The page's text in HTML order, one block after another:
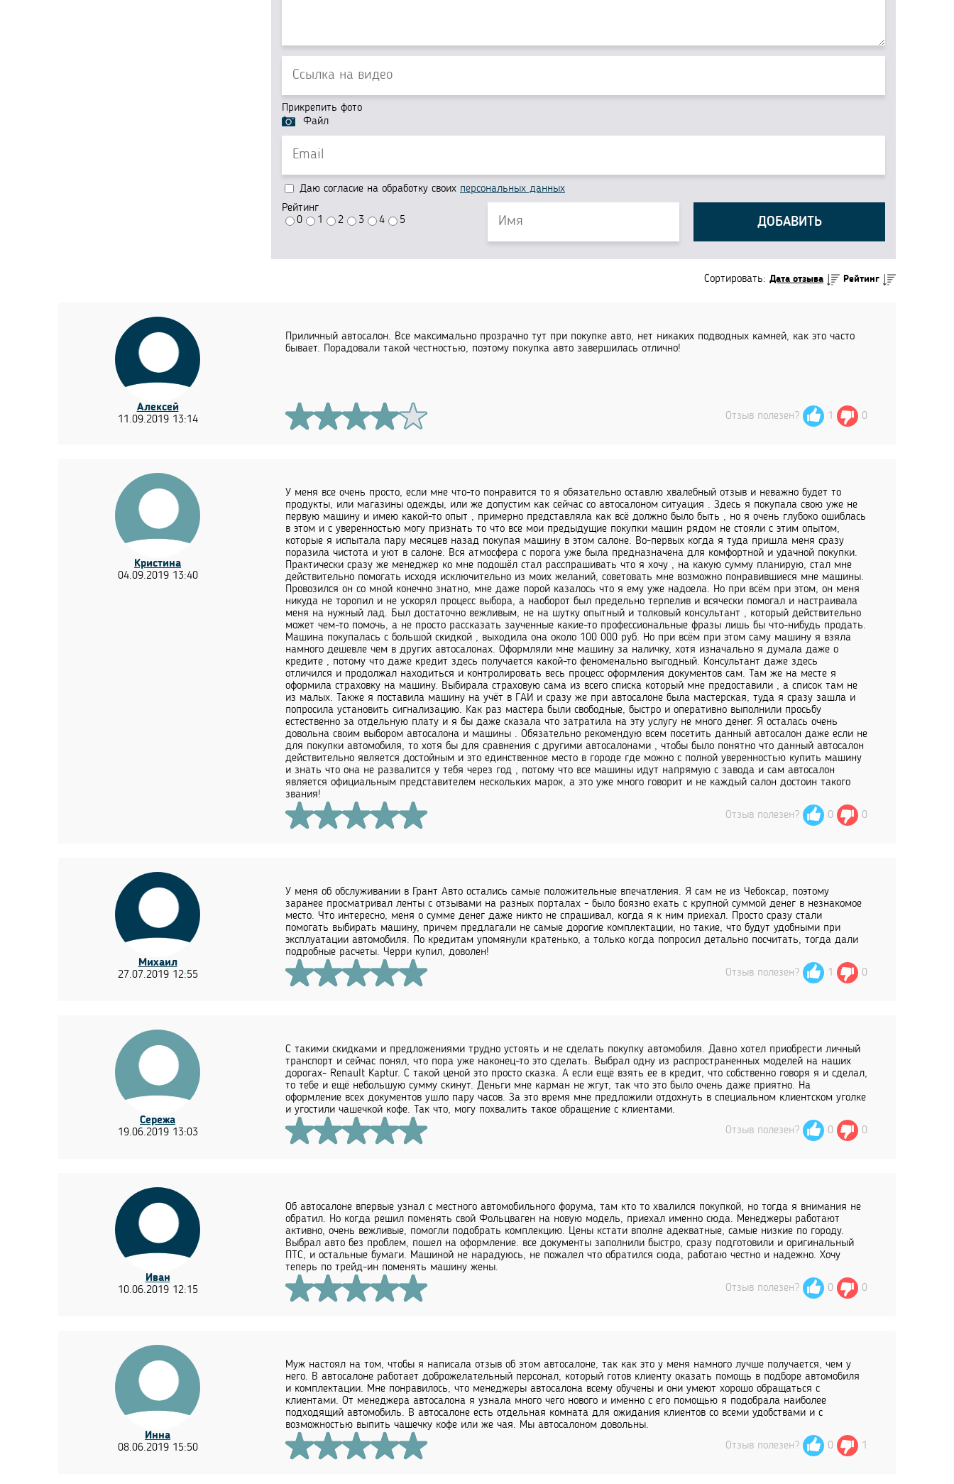
Прикрепить фото
Файл
Даю согласие на обработку своих персональных данных
Рейтинг
0
1 2 3 4 5 ДОБАВИТЬ
Сортировать: Дата отзыва Рейтинг
Алексей
11.09.2019 13:14
Приличный автосалон. Все максимально прозрачно тут при покупке авто, нет никаких подводных камней, как это часто
бывает. Порадовали такой честностью, поэтому покупка авто завершилась отлично!
Отзыв полезен? 1 0
Кристина
04.09.2019 13:40
У меня все очень просто, если мне что-то понравится то я обязательно оставлю хвалебный отзыв и неважно будет то
продукты, или магазины одежды, или же допустим как сейчас со автосалоном ситуация . Здесь я покупала свою уже не
первую машину и имею какой-то опыт , примерно представляла как всё должно было быть , но я очень глубоко ошиблась
в этом и с уверенностью могу признать то что все мои предыдущие покупки машин рядом не стояли с этим опытом,
которые я испытала пару месяцев назад покупая машину в этом салоне. Во-первых когда я туда пришла меня сразу
поразила чистота и уют в салоне. Вся атмосфера с порога уже была предназначена для комфортной и удачной покупки.
Практически сразу же менеджер ко мне подошёл стал расспрашивать что я хочу , на какую сумму планирую, стал мне
действительно помогать исходя исключительно из моих желаний, советовать мне возможно понравившиеся мне машины.
Провозился он со мной конечно знатно, мне даже порой казалось что я ему уже надоела. Но при всём при этом, он меня
никуда не торопил и не ускорял процесс выбора, а наоборот был предельно терпелив и всячески помогал и настраивала
меня на нужный лад. Был достаточно вежливым, не на шутку опытный и толковый консультант , который действительно
может чем-то помочь, а не просто рассказать заученные какие-то профессиональные фразы лишь бы что-нибудь продать.
Машина покупалась с большой скидкой , выходила она около 100 000 руб. Но при всём при этом саму машину я взяла
намного дешевле чем в других автосалонах. Оформляли мне машину за наличку, хотя изначально я думала даже о
кредите , потому что даже кредит здесь получается какой-то феноменально выгодный. Консультант даже здесь
отличился и продолжал находиться и контролировать весь процесс оформления документов сам. Там же на месте я
оформила страховку на машину. Выбирала страховую сама из всего списка который мне предоставили , а список там не
из малых. Также я поставила машину на учёт в ГАИ и сразу же при автосалоне была мастерская, туда я сразу зашла и
попросила установить сигнализацию. Как раз мастера были свободные, быстро и оперативно выполнили просьбу
естественно за отдельную плату и я бы даже сказала что затратила на эту услугу не много денег. Я осталась очень
довольна своим выбором автосалона и машины . Обязательно рекомендую всем посетить данный автосалон даже если не
для покупки автомобиля, то хотя бы для сравнения с другими автосалонами , чтобы было понятно что данный автосалон
действительно является достойным и это единственное место в городе где можно с полной уверенностью купить машину
и знать что она не развалится у тебя через год , потому что все машины идут напрямую с завода и сам автосалон
является официальным представителем нескольких марок, а это уже много говорит и не каждый салон достоин такого
звания!
Отзыв полезен?
0 0
Михаил
27.07.2019 12:55
У меня об обслуживании в Грант Авто остались самые положительные впечатления. Я сам не из Чебоксар, поэтому
заранее просматривал ленты с отзывами на разных порталах - было боязно ехать с крупной суммой денег в незнакомое
место. Что интересно, меня о сумме денег даже никто не спрашивал, когда я к ним приехал. Просто сразу стали
помогать выбирать машину, причем предлагали не самые дорогие комплектации, но такие, что будут удобными при
эксплуатации автомобиля. По кредитам упомянули кратенько, а только когда попросил детально посчитать, тогда дали
подробные расчеты. Черри купил, доволен!
Отзыв полезен?
1 0
Сережа
19.06.2019 13:03
С такими скидками и предложениями трудно устоять и не сделать покупку автомобиля. Давно хотел приобрести личный
транспорт и сейчас понял, что пора уже наконец-то это сделать. Выбрал одну из распространенных моделей на наших
дорогах- Renault Kaptur. С такой ценой это просто сказка. А если ещё взять ее в кредит, что собственно говоря я и сделал,
то тебе и ещё небольшую сумму скинут. Деньги мне карман не жгут, так что это было очень даже приятно. На
оформление всех документов ушло пару часов. За это время мне предложили отдохнуть в специальном клиентском уголке
и угостили чашечкой кофе. Так что, могу похвалить такое обращение с клиентами.
Отзыв полезен?
0 0
Иван
10.06.2019 12:15
Об автосалоне впервые узнал с местного автомобильного форума, там кто то хвалился покупкой, но тогда я внимания не
обратил. Но когда решил поменять свой Фольцваген на новую модель, приехал именно сюда. Менеджеры работают
активно, очень вежливые, помогли подобрать комплекцию. Цены кстати вполне адекватные, самые низкие по городу.
Выбрал авто без проблем, пошел на оформление. все документы заполнили быстро, сразу подготовили и оригинальный
ПТС, и остальные бумаги. Машиной не нарадуюсь, не пожалел что обратился сюда, работаю честно и надежно. Хочу
теперь по трейд-ин поменять машину жены.
Отзыв полезен?
0 0
Инна
08.06.2019 15:50
Муж настоял на том, чтобы я написала отзыв об этом автосалоне, так как это у меня намного лучше получается, чем у
него. В автосалоне работает доброжелательный персонал, который готов клиенту оказать помощь в подборе автомобиля
и комплектации. Мне понравилось, что менеджеры автосалона всему обучены и они умеют хорошо обращаться с
клиентами. От менеджера автосалона я узнала много чего нового и именно с его помощью я подобрала наиболее
подходящий автомобиль. В автосалоне есть отдельная комната для ожидания клиентов со всеми удобствами и с
возможностью выпить чашечку кофе или же чая. Мы автосалоном довольны.
Отзыв полезен?
0 1